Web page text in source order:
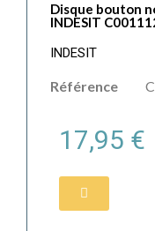
Disque bouton
INDESIT
INDESIT
Référence
17,95 €